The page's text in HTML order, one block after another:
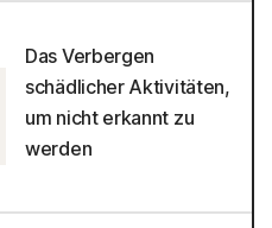
Das Verbergen
schädlicher Aktivitäten,
um nicht erkannt zu
werden